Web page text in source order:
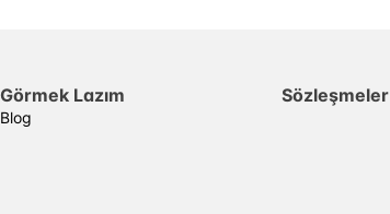
Görmek Lazım
Blog
Sözleşmeler